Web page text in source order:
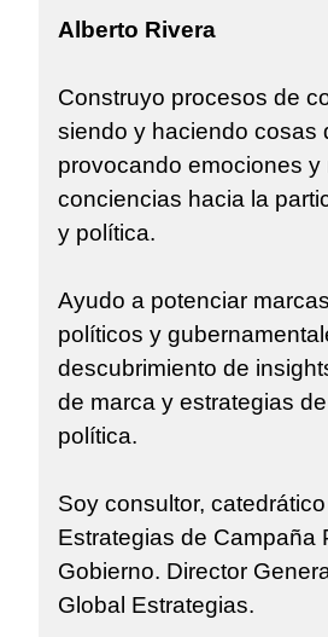
Alberto Rivera
Construyo procesos de
siendo y haciendo cosas
provocando emociones y
conciencias hacia la
y política.
Ayudo a potenciar
políticos y
descubrimiento de
de marca y estrategias
política.
Soy consultor,
Estrategias de Campaña
Gobierno. Director
Global Estrategias.